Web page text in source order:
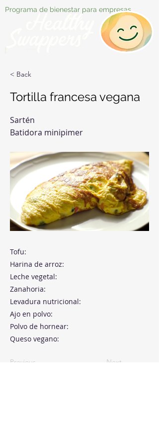
Programa de bienestar para empresas
< Back
Tortilla francesa vegana
Sartén
Batidora minipimer
Tofu:
Harina de arroz:
Leche vegetal:
Zanahoria:
Levadura nutricional:
Ajo en polvo:
Polvo de hornear:
Queso vegano:
Previous Next